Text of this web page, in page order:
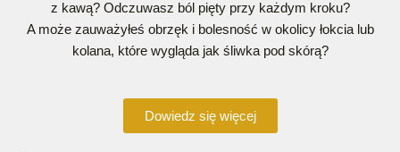
z kawą? Odczuwasz ból pięty przy każdym kroku?
A może zauważyłeś obrzęk i bolesność w okolicy łokcia lub
kolana, które wygląda jak śliwka pod skórą?
Dowiedz się więcej